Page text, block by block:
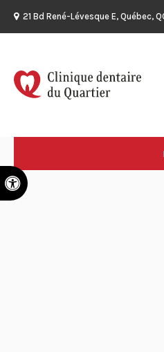
Version accessible
21 Bd René-Lévesque E Québec